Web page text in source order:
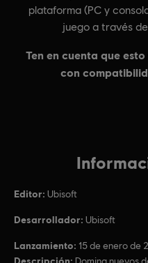
Editor: Ubisoft
Desarrollador: Ubisoft
Lanzamiento: 15 de enero de
Descripción: